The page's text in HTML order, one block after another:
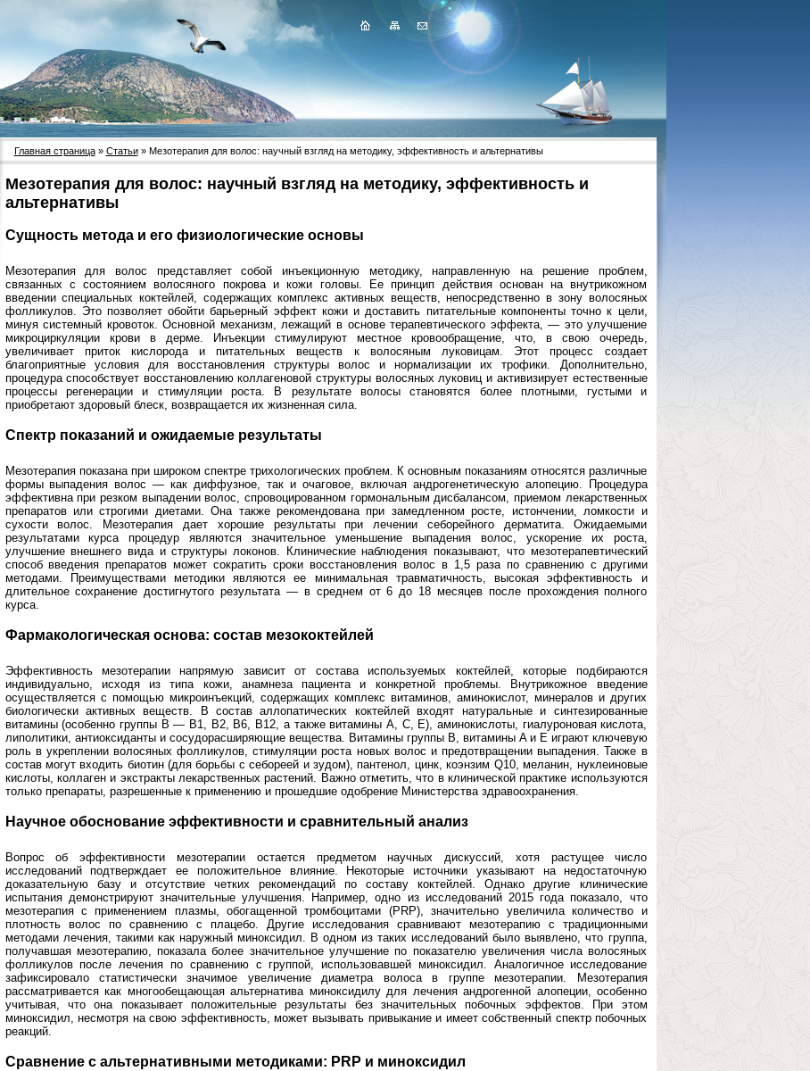
Главная страница» Статьи» Мезотерапия для волос: научный взгляд на методику, эффективность и альтернативы
Мезотерапия для волос: научный взгляд на методику, эффективность и
альтернативы
Сущность метода и его физиологические основы
Мезотерапия для волос представляет собой инъекционную методику, направленную на решение проблем,
связанных с состоянием волосяного покрова и кожи головы. Ее принцип действия основан на внутрикожном
введении специальных коктейлей, содержащих комплекс активных веществ, непосредственно в зону волосяных
фолликулов. Это позволяет обойти барьерный эффект кожи и доставить питательные компоненты точно к цели,
минуя системный кровоток. Основной механизм, лежащий в основе терапевтического эффекта, — это улучшение
микроциркуляции крови в дерме. Инъекции стимулируют местное кровообращение, что, в свою очередь,
увеличивает приток кислорода и питательных веществ к волосяным луковицам. Этот процесс создает
благоприятные условия для восстановления структуры волос и нормализации их трофики. Дополнительно,
процедура способствует восстановлению коллагеновой структуры волосяных луковиц и активизирует естественные
процессы регенерации и стимуляции роста. В результате волосы становятся более плотными, густыми и
приобретают здоровый блеск, возвращается их жизненная сила.
Спектр показаний и ожидаемые результаты
Мезотерапия показана при широком спектре трихологических проблем. К основным показаниям относятся различные
формы выпадения волос — как диффузное, так и очаговое, включая андрогенетическую алопецию. Процедура
эффективна при резком выпадении волос, спровоцированном гормональным дисбалансом, приемом лекарственных
препаратов или строгими диетами. Она также рекомендована при замедленном росте, истончении, ломкости и
сухости волос. Мезотерапия дает хорошие результаты при лечении себорейного дерматита. Ожидаемыми
результатами курса процедур являются значительное уменьшение выпадения волос, ускорение их роста,
улучшение внешнего вида и структуры локонов. Клинические наблюдения показывают, что мезотерапевтический
способ введения препаратов может сократить сроки восстановления волос в 1,5 раза по сравнению с другими
методами. Преимуществами методики являются ее минимальная травматичность, высокая эффективность и
длительное сохранение достигнутого результата — в среднем от 6 до 18 месяцев после прохождения полного
курса.
Фармакологическая основа: состав мезококтейлей
Эффективность мезотерапии напрямую зависит от состава используемых коктейлей, которые подбираются
индивидуально, исходя из типа кожи, анамнеза пациента и конкретной проблемы. Внутрикожное введение
осуществляется с помощью микроинъекций, содержащих комплекс витаминов, аминокислот, минералов и других
биологически активных веществ. В состав аллопатических коктейлей входят натуральные и синтезированные
витамины (особенно группы B — B1, B2, B6, B12, а также витамины A, C, E), аминокислоты, гиалуроновая кислота,
липолитики, антиоксиданты и сосудорасширяющие вещества. Витамины группы B, витамины A и E играют ключевую
роль в укреплении волосяных фолликулов, стимуляции роста новых волос и предотвращении выпадения. Также в
состав могут входить биотин (для борьбы с себореей и зудом), пантенол, цинк, коэнзим Q10, меланин, нуклеиновые
кислоты, коллаген и экстракты лекарственных растений. Важно отметить, что в клинической практике используются
только препараты, разрешенные к применению и прошедшие одобрение Министерства здравоохранения.
Научное обоснование эффективности и сравнительный анализ
Вопрос об эффективности мезотерапии остается предметом научных дискуссий, хотя растущее число
исследований подтверждает ее положительное влияние. Некоторые источники указывают на недостаточную
доказательную базу и отсутствие четких рекомендаций по составу коктейлей. Однако другие клинические
испытания демонстрируют значительные улучшения. Например, одно из исследований 2015 года показало, что
мезотерапия с применением плазмы, обогащенной тромбоцитами (PRP), значительно увеличила количество и
плотность волос по сравнению с плацебо. Другие исследования сравнивают мезотерапию с традиционными
методами лечения, такими как наружный миноксидил. В одном из таких исследований было выявлено, что группа,
получавшая мезотерапию, показала более значительное улучшение по показателю увеличения числа волосяных
фолликулов после лечения по сравнению с группой, использовавшей миноксидил. Аналогичное исследование
зафиксировало статистически значимое увеличение диаметра волоса в группе мезотерапии. Мезотерапия
рассматривается как многообещающая альтернатива миноксидилу для лечения андрогенной алопеции, особенно
учитывая, что она показывает положительные результаты без значительных побочных эффектов. При этом
миноксидил, несмотря на свою эффективность, может вызывать привыкание и имеет собственный спектр побочных
реакций.
Сравнение с альтернативными методиками: PRP и миноксидил